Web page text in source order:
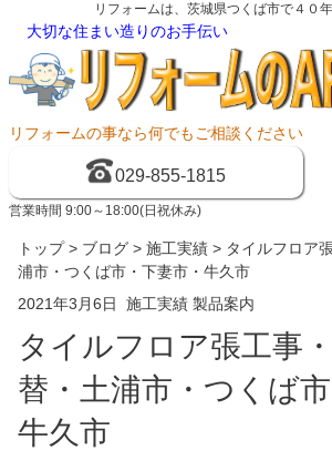
リフォームは、茨城県つくば市で４０
大切な住まい造りのお手伝い
リフォームの事なら何でもご相談ください
029-855-1815
営業時間 9:00～18:00(日祝休み)
トップ> ブログ > 施工実績 > タイルフロア
浦市・つくば市・下妻市・牛久市
2021年3月6日 施工実績 製品案内
タイルフロア張工事
替・土浦市・つくば市
牛久市